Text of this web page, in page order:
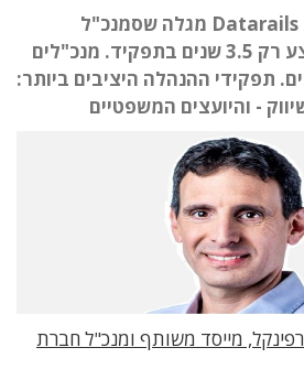
מחקר חדש של חברת Datarails מגלה שסמנכ"ל
הכספים מחזיק בממוצע רק 3.5 שנים בתפקיד. מנכ"לים
כל 3.89 שנים. תפקידי ההנהלה היציבים ביותר:
- והיועצים המשפטיים
מייסד משותף ומנכ"ל חברת